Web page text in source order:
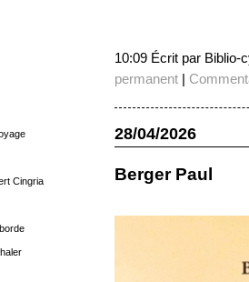
Cingria
10:09 Écrit par Biblio-
permanent|
28/04/2026
Berger Paul